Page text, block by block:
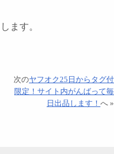
ます。
次のヤフオク25日からタグ付
限定！サイト内がんばって毎
日出品します！ へ »